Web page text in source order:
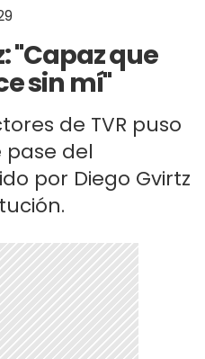
"Capaz que
sin mí"
de TVR puso
del
por Diego Gvirtz